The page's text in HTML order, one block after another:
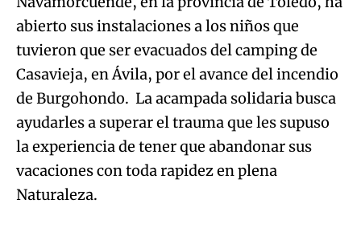
abierto sus instalaciones a los niños que
tuvieron que ser evacuados del camping de
Casavieja, en Ávila, por el avance del incendio
de Burgohondo. La acampada solidaria busca
ayudarles a superar el trauma que les supuso
la experiencia de tener que abandonar sus
vacaciones con toda rapidez en plena
Naturaleza.